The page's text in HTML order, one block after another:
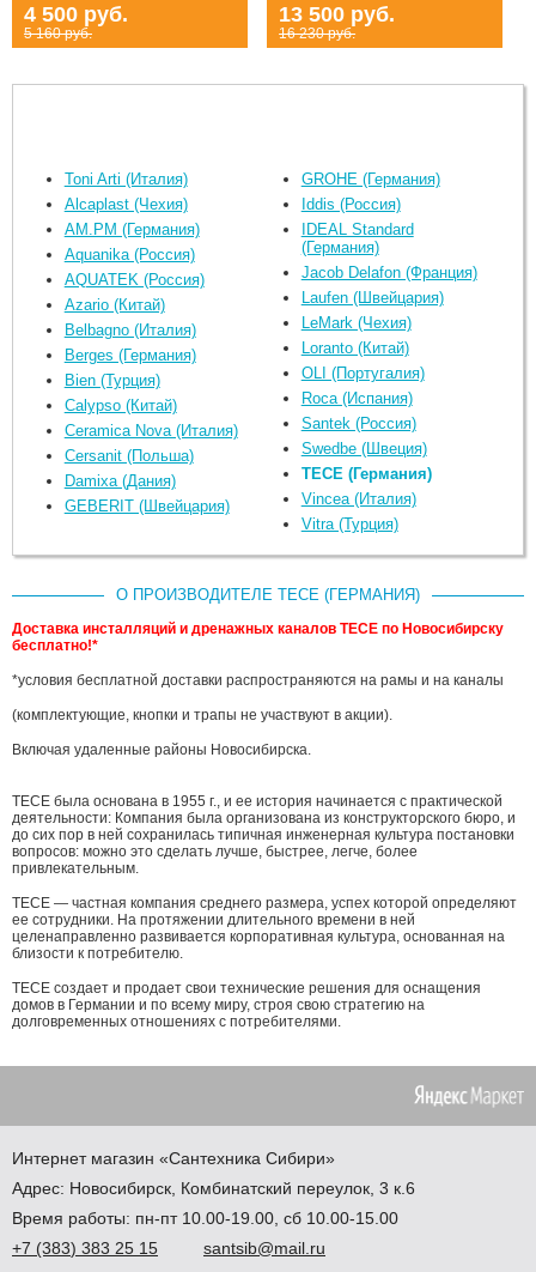
4 500 руб.
5 160 руб.
13 500 руб.
16 230 руб.
Toni Arti (Италия)
Alcaplast (Чехия)
AM.PM (Германия)
Aquanika (Россия)
AQUATEK (Россия)
Azario (Китай)
Belbagno (Италия)
Berges (Германия)
Bien (Турция)
Calypso (Китай)
Ceramica Nova (Италия)
Cersanit (Польша)
Damixa (Дания)
GEBERIT (Швейцария)
GROHE (Германия)
Iddis (Россия)
IDEAL Standard
(Германия)
Jacob Delafon (Франция)
Laufen (Швейцария)
LeMark (Чехия)
Loranto (Китай)
OLI (Португалия)
Roca (Испания)
Santek (Россия)
Swedbe (Швеция)
TECE (Германия)
Vincea (Италия)
Vitra (Турция)
О ПРОИЗВОДИТЕЛЕ TECE (ГЕРМАНИЯ)
Доставка инсталляций и дренажных каналов ТECE по Новосибирску
бесплатно!*
*условия бесплатной доставки распространяются на рамы и на каналы
(комплектующие, кнопки и трапы не участвуют в акции).
Включая удаленные районы Новосибирска.
ТЕСЕ была основана в 1955 г., и ее история начинается с практической
деятельности: Компания была организована из конструкторского бюро, и
до сих пор в ней сохранилась типичная инженерная культура постановки
вопросов: можно это сделать лучше, быстрее, легче, более
привлекательным.
ТЕСЕ — частная компания среднего размера, успех которой определяют
ее сотрудники. На протяжении длительного времени в ней
целенаправленно развивается корпоративная культура, основанная на
близости к потребителю.
ТЕСЕ создает и продает свои технические решения для оснащения
домов в Германии и по всему миру, строя свою стратегию на
долговременных отношениях с потребителями.
Интернет магазин «Сантехника Сибири»
Адрес: Новосибирск Комбинатский переулок, 3 к.6
Время работы: пн-пт 10.00-19.00, сб 10.00-15.00
+7 (383) 383 25 15 santsib@mail.ru